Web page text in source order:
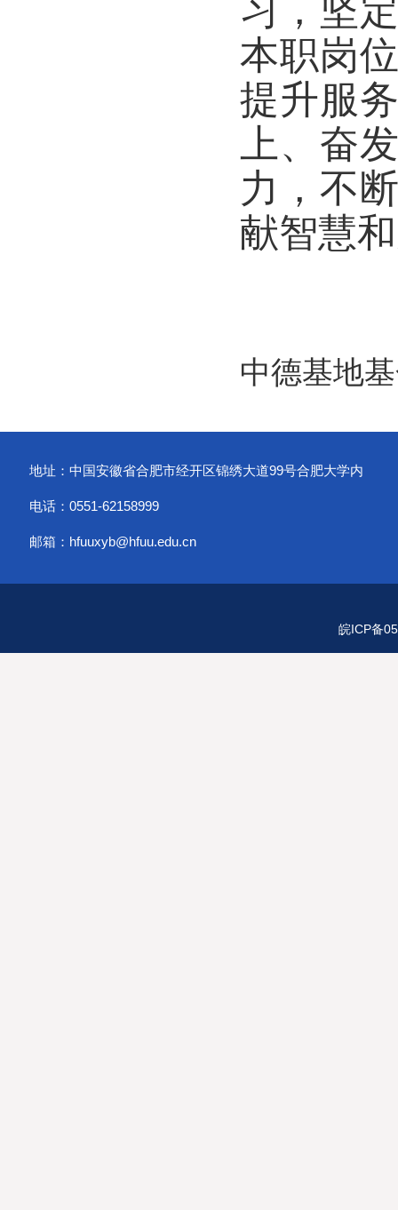
习，坚
本职岗
提升服
上、奋
力，不
献智慧
中德基地
地址：中国安徽省合肥市经开区锦绣大道99号合肥大学内
电话：0551-62158999
邮箱：hfuuxyb@hfuu.edu.cn
皖ICP备